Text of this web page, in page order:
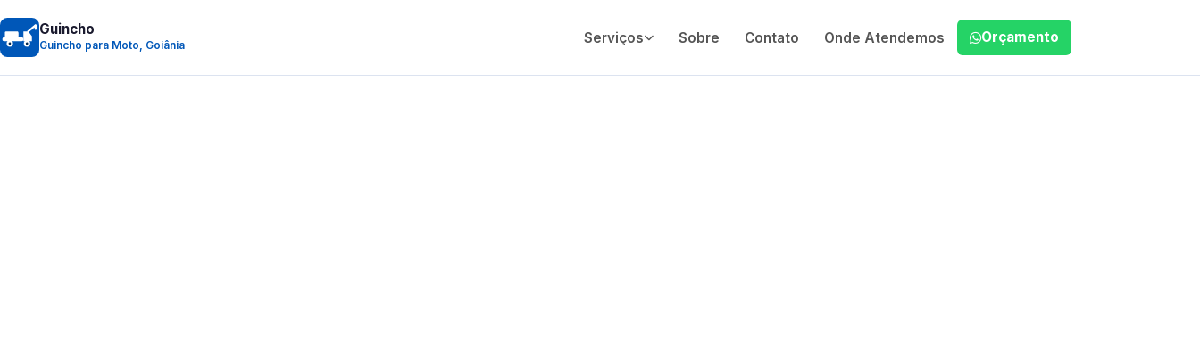
Guincho
Guincho para Moto, Goiânia Serviços Sobre Contato Onde Atendemos Orçamento